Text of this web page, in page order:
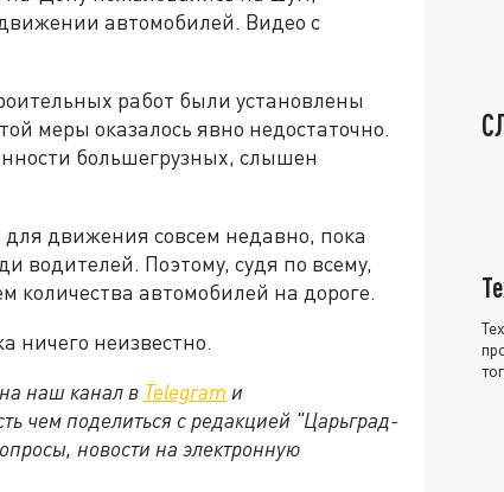
автомобилей. Видео с
работ были установлены
меры оказалось явно недостаточно.
большегрузных, слышен
движения совсем недавно, пока
водителей. Поэтому, судя по всему,
количества автомобилей на дороге.
ничего неизвестно.
наш канал в Telegram и
чем поделиться с редакцией "Царьград-
новости на электронную